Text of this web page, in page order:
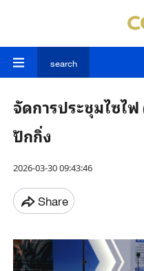
search
จัดการประชุมไซไ
ปักกิ่ง
2026-03-30 09:43:46
Share